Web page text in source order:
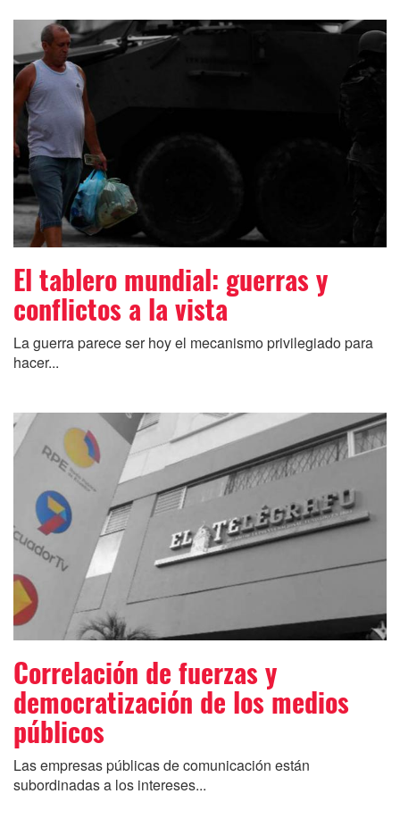
El tablero mundial: guerras y
conflictos a la vista
La guerra parece ser hoy el mecanismo privilegiado para
hacer...
Correlación de fuerzas y
democratización de los medios
públicos
Las empresas públicas de comunicación están
subordinadas a los intereses...